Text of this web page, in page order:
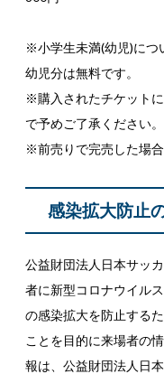
※小学生未満(幼児)につ
幼児分は無料です。
※購入されたチケット
で予めご了承ください。
※前売りで完売した場
感染拡大防止
公益財団法人日本サッ
者に新型コロナウイル
の感染拡大を防止する
ことを目的に来場者の
報は、公益財団法人日